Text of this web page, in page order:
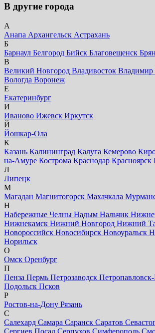
В другие города
А
Анапа Архангельск Астрахань
Б
Барнаул Белгород Бийск Благовещенск
В
Великий Новгород Владивосток Владимир
Вологда Воронеж
Е
Екатеринбург
И
Иваново Ижевск Иркутск
Й
Йошкар-Ола
К
Казань Калининград Калуга Кемерово
на-Амуре Кострома Краснодар Красноярск
Л
Липецк
М
Магадан Магнитогорск Махачкала
Н
Набережные Челны Надым Нальчик
Нижнекамск Нижний Новгород Нижний
Новороссийск Новосибирск Новоуральск
Норильск
О
Омск Оренбург
П
Пенза Пермь Петрозаводск
Подольск Псков
Р
Ростов-на-Дону Рязань
С
Салехард Самара Саранск Саратов
Сергиев Посад Серпухов Симферополь